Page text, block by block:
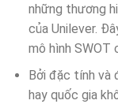
những thương
của Unilever.
mô hình SWOT
Bởi đặc tính và
hay quốc gia